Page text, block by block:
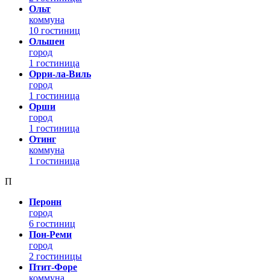
Ольт
коммуна
10 гостиниц
Ольшен
город
1 гостиница
Орри-ла-Виль
город
1 гостиница
Орши
город
1 гостиница
Отинг
коммуна
1 гостиница
П
Перонн
город
6 гостиниц
Пон-Реми
город
2 гостиницы
Птит-Форе
коммуна